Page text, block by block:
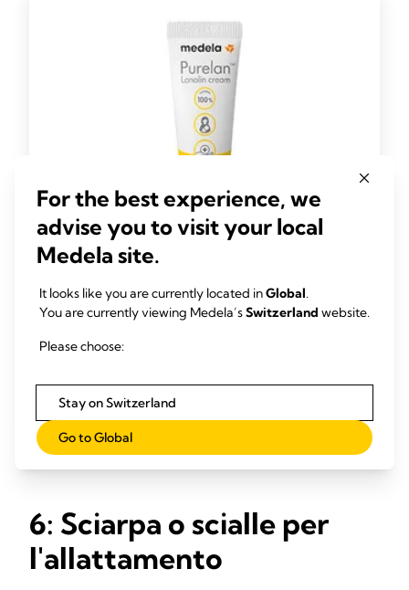
Purelan™ - Crema alla lanolina
Durante i primi giorni e le prime settimane di
e pelle secca. La crema alla lanolina Purelan™ offre un
Per saperne di più
6: Sciarpa o scialle per
l'allattamento
For the best experience, we
advise you to visit your local
Medela site.
It looks like you are currently located inGlobal.
You are currently viewing Medela’sSwitzerland website.
Please choose:
Stay on Switzerland
Go to Global